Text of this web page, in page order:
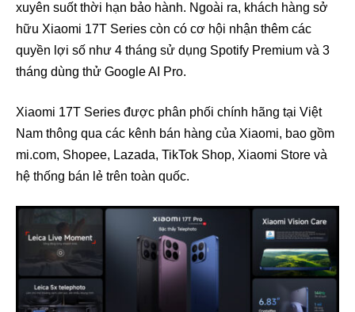
xuyên suốt thời hạn bảo hành. Ngoài ra, khách hàng sở
hữu Xiaomi 17T Series còn có cơ hội nhận thêm các
quyền lợi số như 4 tháng sử dụng Spotify Premium và 3
tháng dùng thử Google AI Pro.
Xiaomi 17T Series được phân phối chính hãng tại Việt
Nam thông qua các kênh bán hàng của Xiaomi, bao gồm
mi.com, Shopee, Lazada, TikTok Shop, Xiaomi Store và
hệ thống bán lẻ trên toàn quốc.